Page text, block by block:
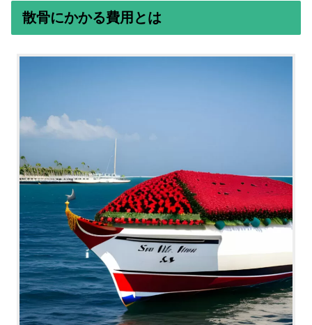
散骨にかかる費用とは